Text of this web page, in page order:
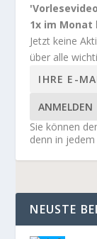
1x im Monat
Jetzt keine
über alle
ANMELDEN
Sie können
denn in
NEUSTE